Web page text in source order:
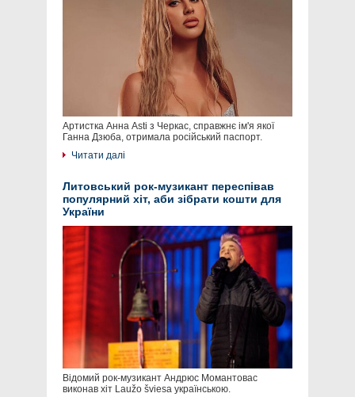
Артистка Анна Asti з Черкас, справжнє ім'я якої
Ганна Дзюба, отримала російський паспорт.
Читати далі
Литовський рок-музикант переспівав
популярний хіт, аби зібрати кошти для
України
Відомий рок-музикант Андрюс Момантовас
виконав хіт Laužo šviesa українською.